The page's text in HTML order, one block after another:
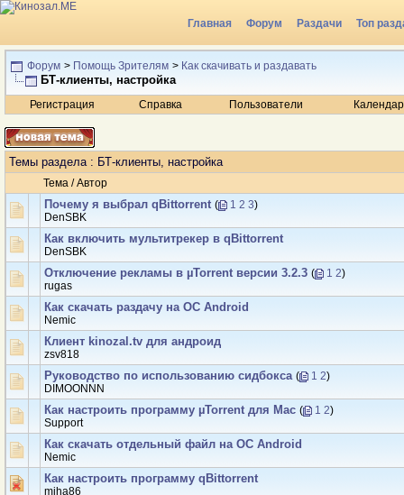
Главная Форум Раздачи Топ
Радио
Форум > Помощь Зрителям > Как скачивать и раздавать
БТ-клиенты, настройка
Регистрация Справка Пользователи
Темы раздела: БТ-клиенты, настройка
Тема /Автор
Почему я выбрал qBittorrent ( 1 2 3)
DenSBK
Как включить мультитрекер в qBittorrent
DenSBK
Отключение рекламы в µTorrent версии 3.2.3 ( 1 2)
rugas
Как скачать раздачу на ОС Android
Nemic
Клиент kinozal.tv для андроид
zsv818
Руководство по использованию сидбокса ( 1 2)
DIMOONNN
Как настроить программу µTorrent для Mac ( 1 2)
Support
Как скачать отдельный файл на ОС Android
Nemic
Как настроить программу qBittorrent
miha86